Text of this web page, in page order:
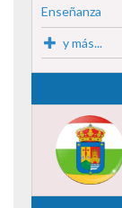
Enseñanza
y más...